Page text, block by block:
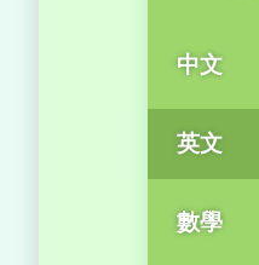
中文
英文
數學